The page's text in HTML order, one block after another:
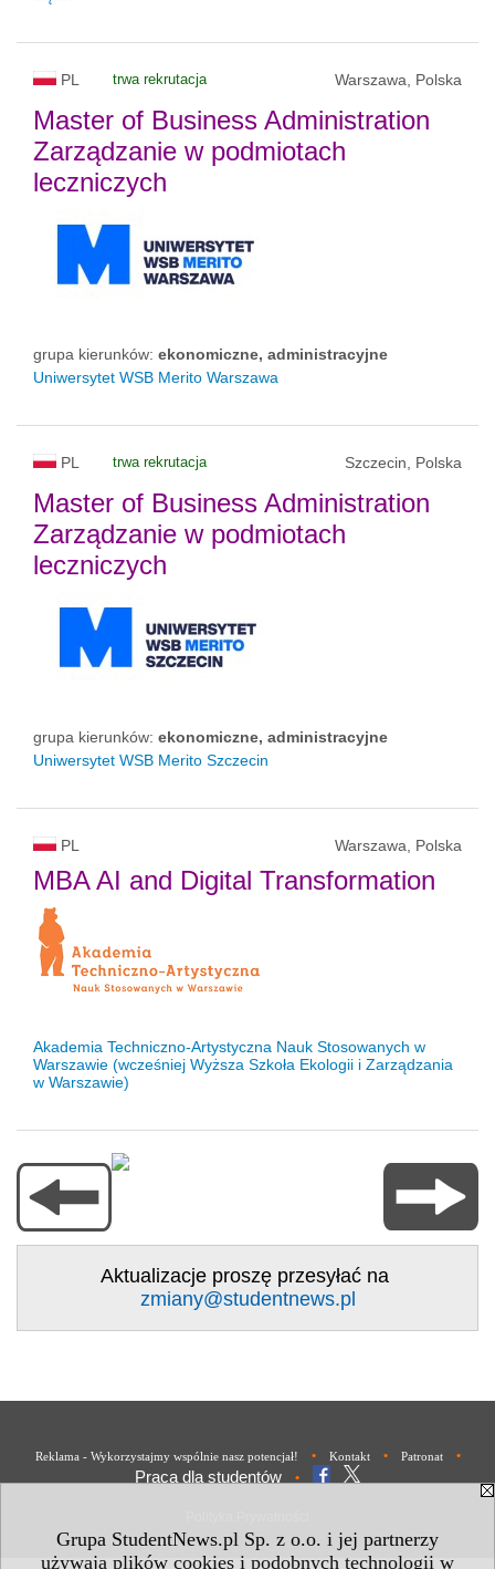
Grupa StudentNews.pl Sp. z o.o. i jej partnerzy
używają plików cookies i podobnych technologii w
PL trwa rekrutacja Warszawa, Polska
Master of Business Administration
Zarządzanie w podmiotach
leczniczych
grupa kierunków: ekonomiczne, administracyjne
Uniwersytet WSB Merito Warszawa
PL trwa rekrutacja Szczecin, Polska
Master of Business Administration
Zarządzanie w podmiotach
leczniczych
grupa kierunków: ekonomiczne, administracyjne
Uniwersytet WSB Merito Szczecin
PL Warszawa, Polska
MBA AI and Digital Transformation
Akademia Techniczno-Artystyczna Nauk Stosowanych w
Warszawie (wcześniej Wyższa Szkoła Ekologii i Zarządzania
w Warszawie)
Aktualizacje proszę przesyłać na
zmiany@studentnews.pl
Reklama - Wykorzystajmy wspólnie nasz potencjał! • Kontakt • Patronat •
Praca dla studentów •